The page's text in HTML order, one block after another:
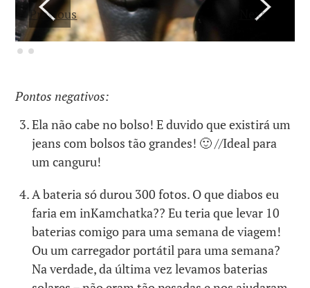
Previous Next
Pontos negativos:
Ela não cabe no bolso! E duvido que existirá um
jeans com bolsos tão grandes! 🙂 //Ideal para
um canguru!
A bateria só durou 300 fotos. O que diabos eu
faria em inKamchatka?? Eu teria que levar 10
baterias comigo para uma semana de viagem!
Ou um carregador portátil para uma semana?
Na verdade, da última vez levamos baterias